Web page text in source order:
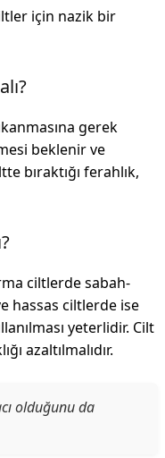
için nazik bir
gerek
beklenir ve
bıraktığı ferahlık,
ciltlerde sabah-
hassas ciltlerde ise
yeterlidir. Cilt
azaltılmalıdır.
olduğunu da